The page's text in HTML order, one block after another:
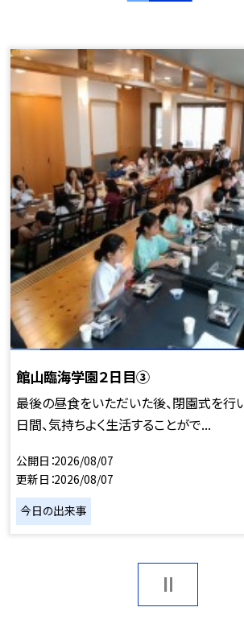
館山臨海学園２日目③
最後の昼食をいただいた後、閉園式を行
日間、気持ちよく生活することがで...
公開日 2026/08/07
更新日 2026/08/07
今日の出来事